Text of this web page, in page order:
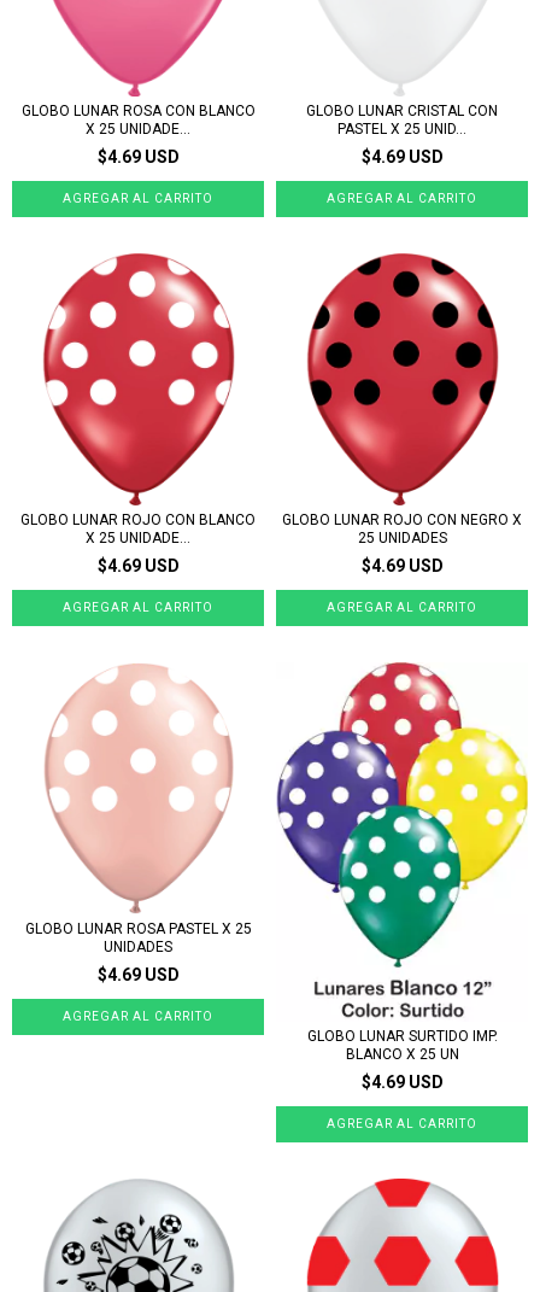
GLOBO LUNAR ROSA CON BLANCO
X 25 UNIDADE...
$4.69 USD
GLOBO LUNAR CRISTAL CON
PASTEL X 25 UNID...
$4.69 USD
GLOBO LUNAR ROJO CON BLANCO
X 25 UNIDADE...
$4.69 USD
GLOBO LUNAR ROJO CON NEGRO X
25 UNIDADES
$4.69 USD
GLOBO LUNAR ROSA PASTEL X 25
UNIDADES
$4.69 USD
GLOBO LUNAR SURTIDO IMP.
BLANCO X 25 UN
$4.69 USD